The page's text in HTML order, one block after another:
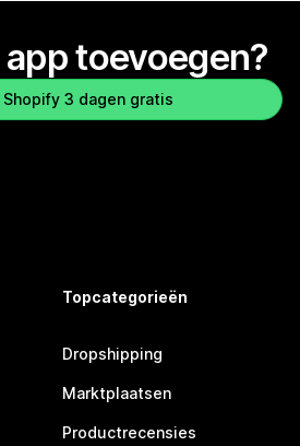
toevoegen?
Shopify 3 dagen gratis
Topcategorieën
Dropshipping
Marktplaatsen
Productrecensies